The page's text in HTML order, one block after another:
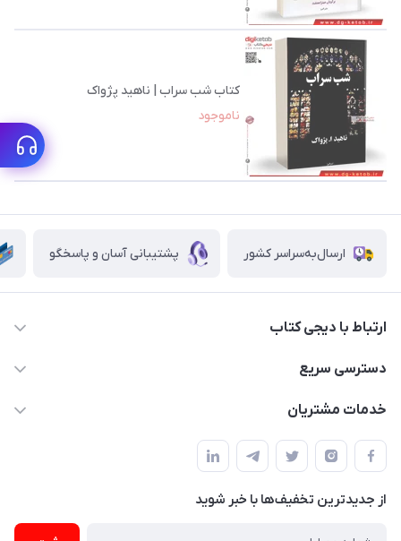
کتاب شب سراب | ناهید پژواک
ناموجود
ارسال‌به‌سراسر کشور پشتیبانی آسان و پاسخگو
ارتباط با دیجی کتاب
021-66483376
پلیس امنیت .پلاک 150 (🚷 فروش فقط به صورت آنلاین)
دسترسی سریع
کتاب (دسته‌بندی)
ناشران همکار
نویسندگان و مترجمان
خدمات مشتریان
راهنما
پیگیری سفارشات
رهگیری مرسولات پستی
از جدید‌ترین تخفیف‌ها با‌ خبر شوید